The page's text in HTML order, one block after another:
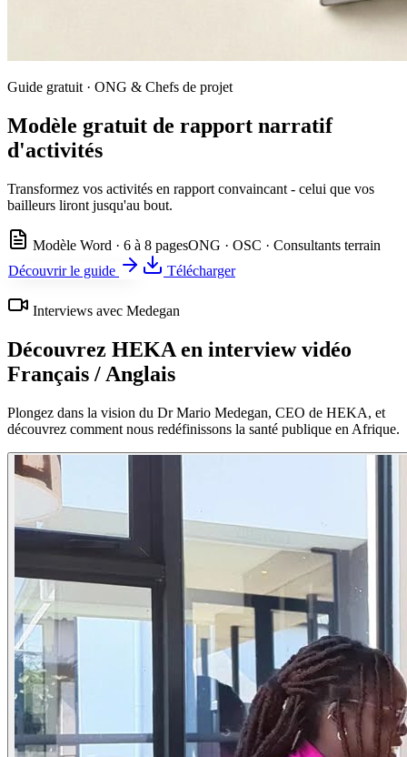
Guide gratuit · ONG & Chefs de projet
Modèle gratuit de rapport narratif
d'activités
Transformez vos activités en rapport convaincant - celui que vos
bailleurs liront jusqu'au bout.
Modèle Word · 6 à 8 pagesONG · OSC · Consultants terrain
Découvrir le guide
Télécharger
Interviews avec Medegan
Découvrez HEKA en interview vidéo
Français / Anglais
Plongez dans la vision du Dr Mario Medegan, CEO de HEKA, et
découvrez comment nous redéfinissons la santé publique en Afrique.